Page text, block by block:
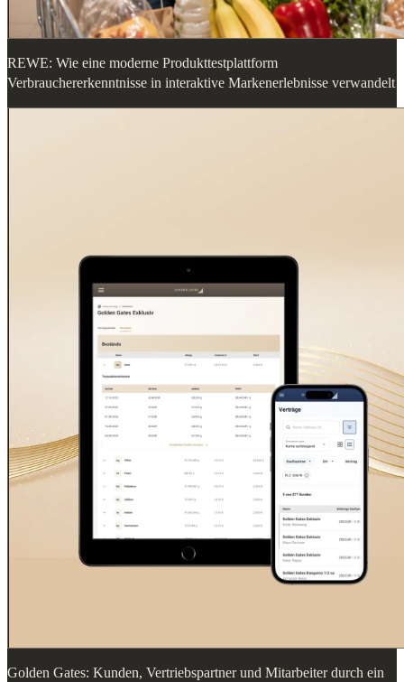
REWE: Wie eine moderne Produkttestplattform
Verbrauchererkenntnisse in interaktive Markenerlebnisse verwandelt
Golden Gates: Kunden, Vertriebspartner und Mitarbeiter durch ein